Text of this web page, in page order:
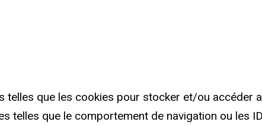
que les cookies pour stocker et/ou accéder
que le comportement de navigation ou les